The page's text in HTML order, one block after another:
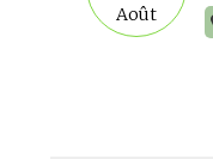
Août